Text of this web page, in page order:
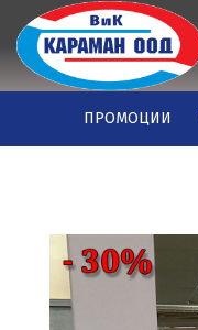
ПРОМОЦИИ